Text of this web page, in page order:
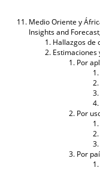
Medio Oriente y
Insights and
Hallazgos de
Por
Por
Por